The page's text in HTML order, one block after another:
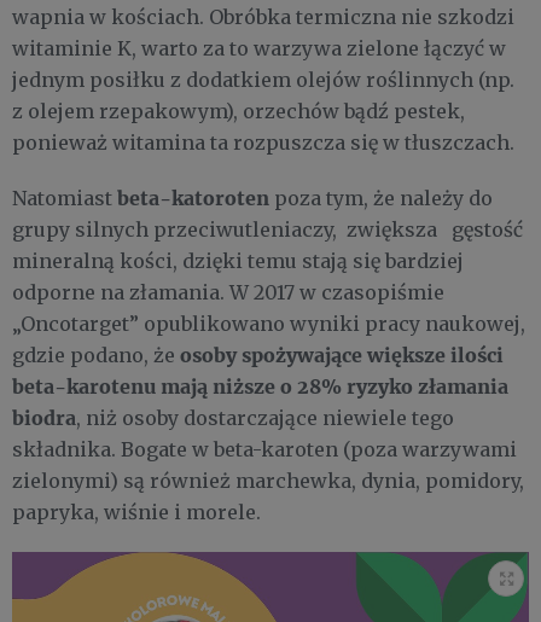
wapnia w kościach. Obróbka termiczna nie szkodzi
witaminie K, warto za to warzywa zielone łączyć w
jednym posiłku z dodatkiem olejów roślinnych (np.
z olejem rzepakowym), orzechów bądź pestek,
ponieważ witamina ta rozpuszcza się w tłuszczach.
Natomiast beta-katoroten poza tym, że należy do
grupy silnych przeciwutleniaczy, zwiększa gęstość
mineralną kości, dzięki temu stają się bardziej
odporne na złamania. W 2017 w czasopiśmie
„Oncotarget” opublikowano wyniki pracy naukowej,
gdzie podano, że osoby spożywające większe ilości
beta-karotenu mają niższe o 28% ryzyko złamania
biodra, niż osoby dostarczające niewiele tego
składnika. Bogate w beta-karoten (poza warzywami
zielonymi) są również marchewka, dynia, pomidory,
papryka, wiśnie i morele.